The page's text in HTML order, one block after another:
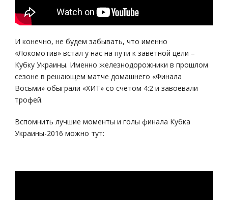
И конечно, не будем забывать, что именно
«Локомотив» встал у нас на пути к заветной цели –
Кубку Украины. Именно железнодорожники в прошлом
сезоне в решающем матче домашнего «Финала
Восьми» обыграли «ХИТ» со счетом 4:2 и завоевали
трофей.
Вспомнить лучшие моменты и голы финала Кубка
Украины-2016 можно тут: